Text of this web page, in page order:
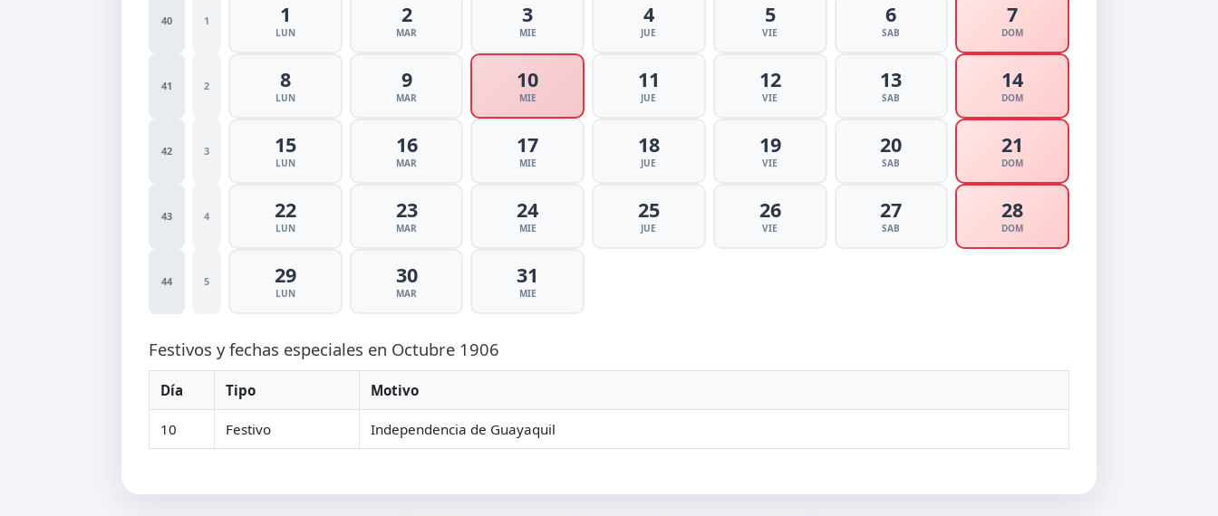
40 1 1
LUN
2
MAR
3
MIE
4
JUE
5
VIE
6
SAB
7
DOM
41 2 8
LUN
9
MAR
10
MIE
11
JUE
12
VIE
13
SAB
14
DOM
42 3 15
LUN
16
MAR
17
MIE
18
JUE
19
VIE
20
SAB
21
DOM
43 4 22
LUN
23
MAR
24
MIE
25
JUE
26
VIE
27
SAB
28
DOM
44 5 29
LUN
30
MAR
31
MIE
Festivos y fechas especiales en Octubre 1906
Día Tipo Motivo
10 Festivo Independencia de Guayaquil